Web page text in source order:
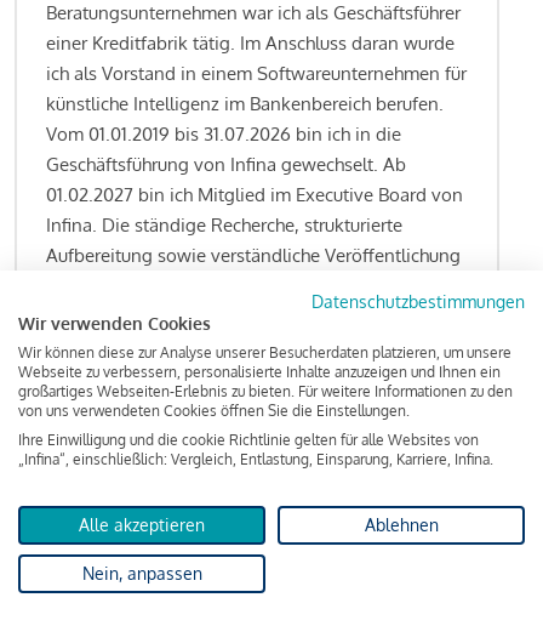
Beratungsunternehmen war ich als Geschäftsführer
einer Kreditfabrik tätig. Im Anschluss daran wurde
ich als Vorstand in einem Softwareunternehmen für
künstliche Intelligenz im Bankenbereich berufen.
Vom 01.01.2019 bis 31.07.2026 bin ich in die
Geschäftsführung von Infina gewechselt. Ab
01.02.2027 bin ich Mitglied im Executive Board von
Infina. Die ständige Recherche, strukturierte
Aufbereitung sowie verständliche Veröffentlichung
Kreditgeschäft gehören zu den wesentlichen
Schwerpunktsetzungen meiner Funktion.
Lesen Sie meine Finanzierungs-Tipps
KreditindexDas Wohnkredit Barometer
Datenschutzbestimmungen
Wir verwenden Cookies
Wir können diese zur Analyse unserer Besucherdaten platzieren, um unsere
Webseite zu verbessern, personalisierte Inhalte anzuzeigen und Ihnen ein
großartiges Webseiten-Erlebnis zu bieten. Für weitere Informationen zu den
von uns verwendeten Cookies öffnen Sie die Einstellungen.
Ihre Einwilligung und die cookie Richtlinie gelten für alle Websites von
„Infina“, einschließlich: Vergleich, Entlastung, Einsparung, Karriere, Infina.
Alle akzeptieren Ablehnen
Nein, anpassen